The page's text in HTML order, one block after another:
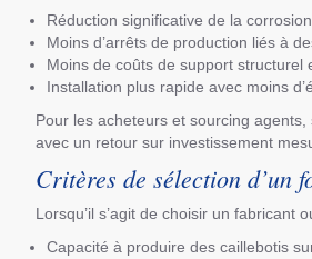
Réduction significative de la
Moins d’arrêts de production liés à
Moins de coûts de support structurel
Installation plus rapide avec moins
Pour les acheteurs et sourcing
avec un retour sur investissement
Critères de sélection d’un
Lorsqu’il s’agit de choisir un
Capacité à produire des caillebotis